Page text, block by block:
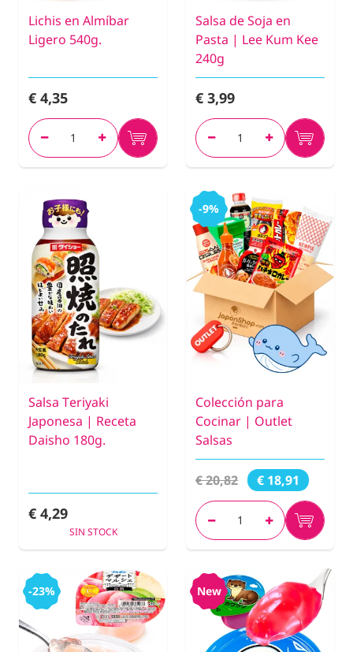
Lichis en Almíbar
Ligero 540g.
€ 4,35
Salsa de Soja en
Pasta | Lee Kum Kee
240g
€ 3,99
Salsa Teriyaki
Japonesa | Receta
Daisho 180g.
€ 4,29
SIN STOCK
-9%
Colección para
Cocinar | Outlet
Salsas
€ 20,82 € 18,91
-23% New